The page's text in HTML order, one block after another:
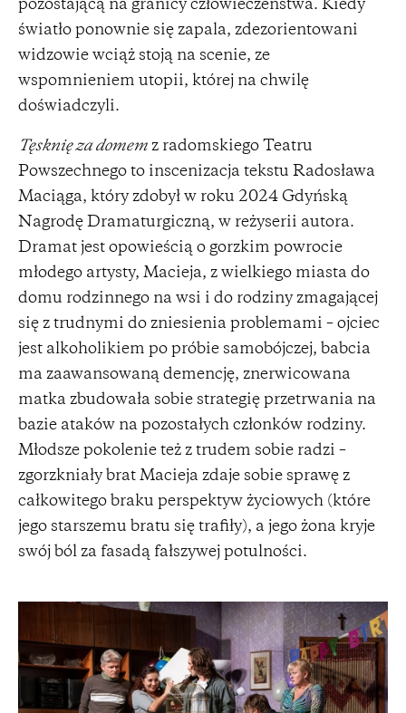
pozostającą na granicy człowieczeństwa. Kiedy
światło ponownie się zapala, zdezorientowani
widzowie wciąż stoją na scenie, ze
wspomnieniem utopii, której na chwilę
doświadczyli.
Tęsknię za domem z radomskiego Teatru
Powszechnego to inscenizacja tekstu Radosława
Maciąga, który zdobył w roku 2024 Gdyńską
Nagrodę Dramaturgiczną, w reżyserii autora.
Dramat jest opowieścią o gorzkim powrocie
młodego artysty, Macieja, z wielkiego miasta do
domu rodzinnego na wsi i do rodziny zmagającej
się z trudnymi do zniesienia problemami – ojciec
jest alkoholikiem po próbie samobójczej, babcia
ma zaawansowaną demencję, znerwicowana
matka zbudowała sobie strategię przetrwania na
bazie ataków na pozostałych członków rodziny.
Młodsze pokolenie też z trudem sobie radzi –
zgorzkniały brat Macieja zdaje sobie sprawę z
całkowitego braku perspektyw życiowych (które
jego starszemu bratu się trafiły), a jego żona kryje
swój ból za fasadą fałszywej potulności.